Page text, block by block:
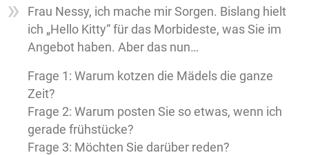
Frau Nessy, ich mache mir Sorgen. Bislang hielt
ich „Hello Kitty“ für das Morbideste, was Sie im
Angebot haben. Aber das nun…
Frage 1: Warum kotzen die Mädels die ganze
Zeit?
Frage 2: Warum posten Sie so etwas, wenn ich
gerade frühstücke?
Frage 3: Möchten Sie darüber reden?